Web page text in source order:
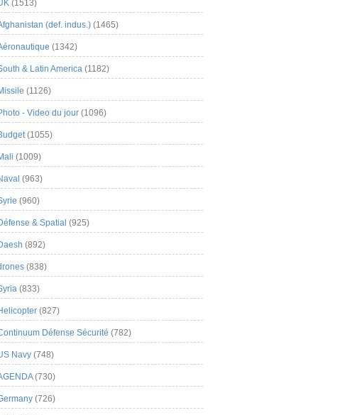
(1513)
(def. indus.) (1465)
(1342)
& Latin America (1182)
(1126)
- Video du jour (1096)
(1055)
(1009)
(963)
(960)
& Spatial (925)
(892)
(838)
(833)
(827)
Défense Sécurité (782)
Navy (748)
(730)
(726)